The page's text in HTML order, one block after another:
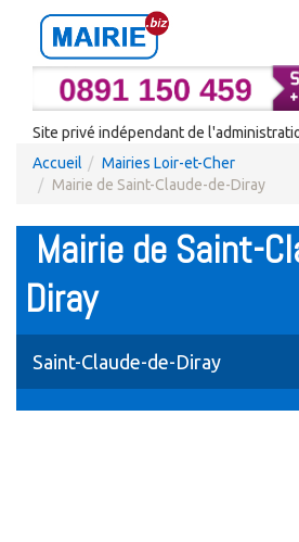
Site privé indépendant de
Accueil
Mairies Loir-et-Cher
Mairie de Saint-Claude-de-Diray
Mairie de Saint-
Diray
Saint-Claude-de-Diray